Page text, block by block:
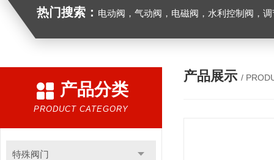
热门搜索： 电动阀，气动阀，电磁阀，水利控制阀，调节
产品分类
PRODUCT CATEGORY
特殊阀门
产品展示 /